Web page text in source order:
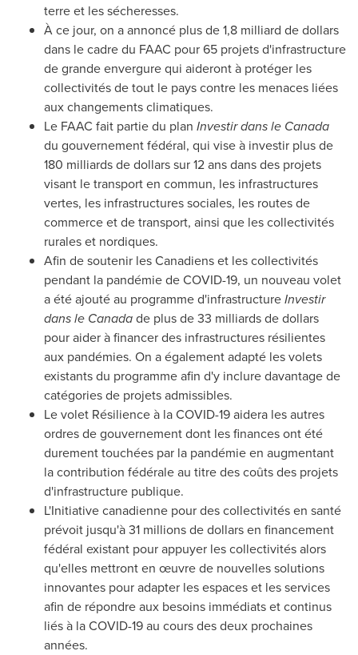
terre et les sécheresses.
À ce jour, on a annoncé plus de 1,8 milliard de dollars
dans le cadre du FAAC pour 65 projets d'infrastructure
de grande envergure qui aideront à protéger les
collectivités de tout le pays contre les menaces liées
aux changements climatiques.
Le FAAC fait partie du plan Investir dans le Canada
du gouvernement fédéral, qui vise à investir plus de
180 milliards de dollars sur 12 ans dans des projets
visant le transport en commun, les infrastructures
vertes, les infrastructures sociales, les routes de
commerce et de transport, ainsi que les collectivités
rurales et nordiques.
Afin de soutenir les Canadiens et les collectivités
pendant la pandémie de COVID-19, un nouveau volet
a été ajouté au programme d'infrastructureInvestir
dans le Canadade plus de 33 milliards de dollars
pour aider à financer des infrastructures résilientes
aux pandémies. On a également adapté les volets
existants du programme afin d'y inclure davantage de
catégories de projets admissibles.
Le volet Résilience à la COVID-19 aidera les autres
ordres de gouvernement dont les finances ont été
durement touchées par la pandémie en augmentant
la contribution fédérale au titre des coûts des projets
d'infrastructure publique.
L'Initiative canadienne pour des collectivités en santé
prévoit jusqu'à 31 millions de dollars en financement
fédéral existant pour appuyer les collectivités alors
qu'elles mettront en œuvre de nouvelles solutions
innovantes pour adapter les espaces et les services
afin de répondre aux besoins immédiats et continus
liés à la COVID-19 au cours des deux prochaines
années.